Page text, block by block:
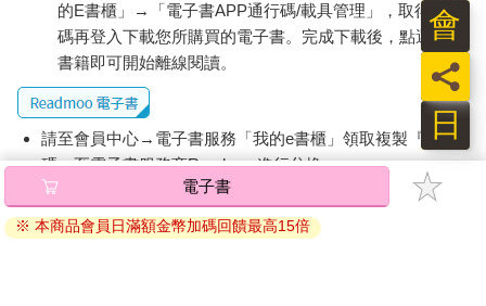
的E書櫃」→「電子書APP通行碼/載具管理」，取得通行
碼再登入下載您所購買的電子書。完成下載後，點選任一
書籍即可開始離線閱讀。
請至會員中心→電子書服務「我的e書櫃」領取複製『兌換
碼』至電子書服務商Readmoo進行兌換。
退換貨須知：
因版權保護，您在金石堂所購買的電子書僅能以金石堂專屬
日
員
會